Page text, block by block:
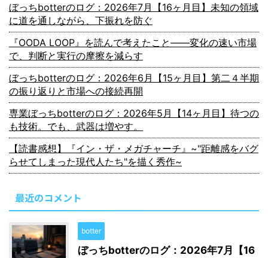
ぼっちbotterのログ：2026年7月【16ヶ月目】未知の領域
に道を通しながら、下振れを防ぐ
『OODA LOOP』を読んで考えたこと――変化の速い市場
で、判断と実行の摩擦を減らす
ぼっちbotterのログ：2026年6月【15ヶ月目】第二４半期
の振り返りと市場への接続再開
専業ぼっちbotterのログ：2026年5月【14ヶ月目】待つの
も技術。でも、武器は増やす。
【読書感想】『イン・ザ・メガチャーチ』~"距離感をバグ
らせてしまった現代人たち"を描く秀作~
最近のコメント
botter
ぼっちbotterのログ：2026年7月【16